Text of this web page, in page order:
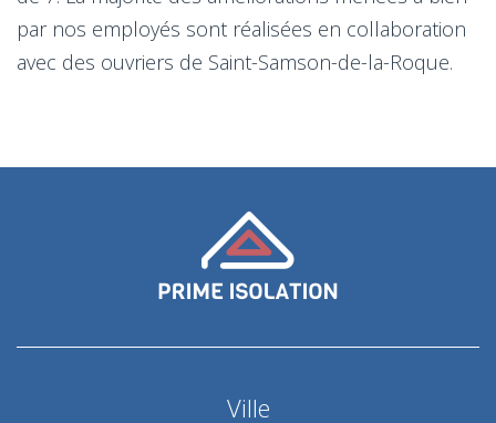
par nos employés sont réalisées en collaboration
avec des ouvriers de Saint-Samson-de-la-Roque.
Ville